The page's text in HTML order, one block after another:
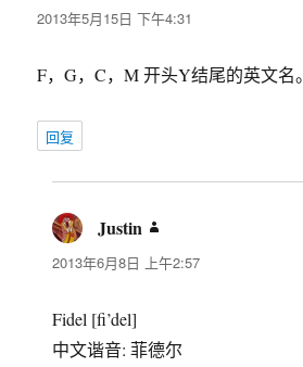
道：
2013年5月15日 下午4:31
F，G，C，M 开头Y结尾的英文名。
回复
Justin
道：
2013年6月8日 上午2:57
Fidel [fi’del]
中文谐音: 菲德尔